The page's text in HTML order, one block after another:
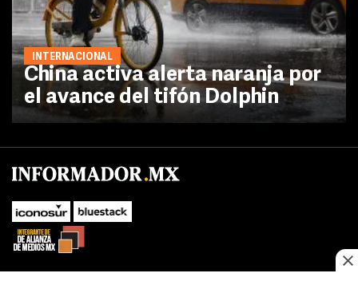
INTERNACIONAL
China activa alerta naranja por
el avance del tifón Dolphin